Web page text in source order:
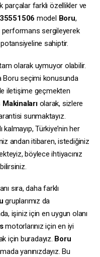
parçalar farklı özellikler ve
35551506 model Boru,
performans sergileyerek
potansiyeline sahiptir.
olarak uymuyor olabilir.
Boru seçimi konusunda
iletişime geçmekten
olarak, sizlere
sunmaktayız.
Türkiye’nin her
andan itibaren, istediğiniz
böylece ihtiyacınız
sıra, daha farklı
gruplarımız da
işiniz için en uygun olanı
motorlarınız için en iyi
için buradayız. Boru
yanınızdayız. Bu